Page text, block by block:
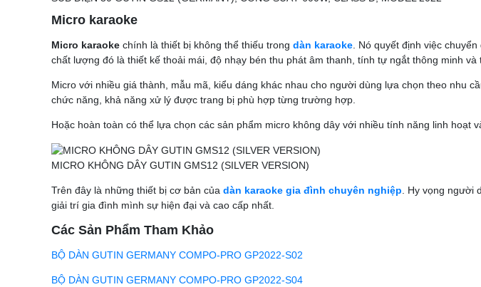
Micro karaoke
Micro karaoke chính là thiết bị không thể thiếu trong dàn karaoke . Nó quyết định việc
chất lượng đó là thiết kế thoải mái, độ nhạy bén thu phát âm thanh, tính tự ngắt thông minh và
Micro với nhiều giá thành, mẫu mã, kiểu dáng khác nhau cho người dùng lựa chọn theo nhu
chức năng, khả năng xử lý được trang bị phù hợp từng trường hợp.
Hoặc hoàn toàn có thể lựa chọn các sản phẩm micro không dây với nhiều tính năng linh hoạt
MICRO KHÔNG DÂY GUTIN GMS12 (SILVER VERSION)
Trên đây là những thiết bị cơ bản của dàn karaoke gia đình chuyên nghiệp . Hy vọng
giải trí gia đình mình sự hiện đại và cao cấp nhất.
Các Sản Phẩm Tham Khảo
BỘ DÀN GUTIN GERMANY COMPO-PRO GP2022-S02
BỘ DÀN GUTIN GERMANY COMPO-PRO GP2022-S04